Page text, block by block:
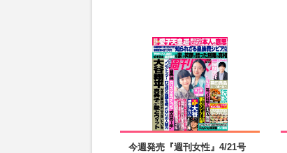
今週発売『週刊女性』4/21号